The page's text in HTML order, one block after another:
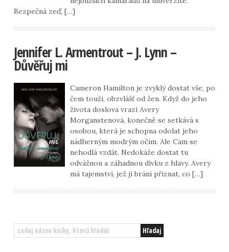
Bezpečná zeď, […]
Jennifer L. Armentrout – J. Lynn –
Důvěřuj mi
Cameron Hamilton je zvyklý dostat vše, po
čem touží, obzvlášť od žen. Když do jeho
života doslova vrazí Avery
Morganstenová, konečně se setkává s
osobou, která je schopna odolat jeho
nádherným modrým očím. Ale Cam se
nehodlá vzdát. Nedokáže dostat tu
odvážnou a záhadnou dívku z hlavy. Avery
má tajemství, jež jí brání přiznat, co […]